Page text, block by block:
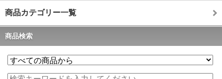
商品カテゴリー一覧
商品検索